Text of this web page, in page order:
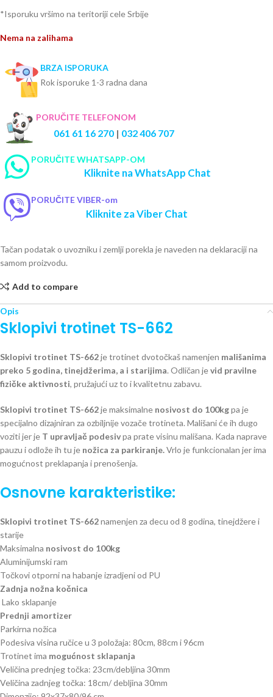
*Isporuku vršimo na teritoriji cele Srbije
Nema na zalihama
BRZA ISPORUKA
Rok isporuke 1-3 radna dana
PORUČITE TELEFONOM
061 61 16 270 | 032 406 707
PORUČITE WHATSAPP-OM
Kliknite na WhatsApp Chat
PORUČITE VIBER-om
Kliknite za Viber Chat
Tačan podatak o uvozniku i zemlji porekla je naveden na deklaraciji na
samom proizvodu.
Add to compare
Opis
Sklopivi trotinet TS-662
Sklopivi trotinet TS-662je trotinet dvotočkaš namenjen mališanima
preko 5 godina, tinejdžerima, a i starijima. Odličan jevid pravilne
fizičke aktivnosti, pružajući uz to i kvalitetnu zabavu.
Sklopivi trotinet TS-662je maksimalne nosivost do 100kgpa je
specijalno dizajniran za ozbiljnije vozače trotineta. Mališani će ih dugo
voziti jer je T upravljač podesivpa prate visinu mališana. Kada naprave
pauzu i odlože ih tu je nožica za parkiranje.Vrlo je funkcionalan jer ima
mogućnost preklapanja i prenošenja.
Osnovne karakteristike:
Sklopivi trotinet TS-662namenjen za decu od 8 godina, tinejdžere i
starije
Maksimalna nosivost do 100kg
Aluminijumski ram
Točkovi otporni na habanje izradjeni od PU
Zadnja nožna kočnica
Lako sklapanje
Prednji amortizer
Parkirna nožica
Podesiva visina ručice u 3 položaja: 80cm, 88cm i 96cm
Trotinet ima mogućnost sklapanja
Veličina prednjeg točka: 23cm/debljina 30mm
Veličina zadnjeg točka: 18cm/ debljina 30mm